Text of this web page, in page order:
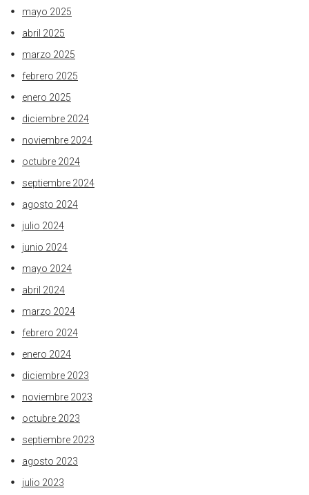
mayo 2025
abril 2025
marzo 2025
febrero 2025
enero 2025
diciembre 2024
noviembre 2024
octubre 2024
septiembre 2024
agosto 2024
julio 2024
junio 2024
mayo 2024
abril 2024
marzo 2024
febrero 2024
enero 2024
diciembre 2023
noviembre 2023
octubre 2023
septiembre 2023
agosto 2023
julio 2023